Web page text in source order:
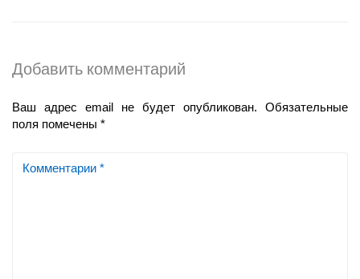
Добавить комментарий
Ваш адрес email не будет опубликован.
Обязательные
поля помечены *